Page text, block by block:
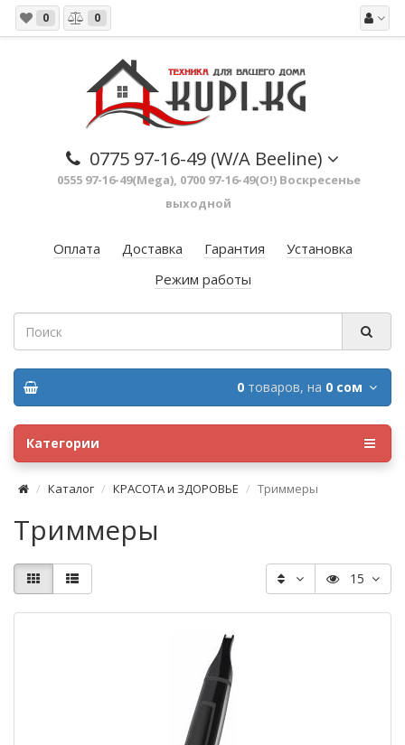
0 0
0775 97-16-49 (W/A Beeline)
0555 97-16-49(Mega), 0700 97-16-49(O!) Воскресенье
выходной
Оплата Доставка Гарантия
Установка
Режим работы
0 товаров, на 0 сом
Категории
Каталог КРАСОТА и ЗДОРОВЬЕ Триммеры
Триммеры
15